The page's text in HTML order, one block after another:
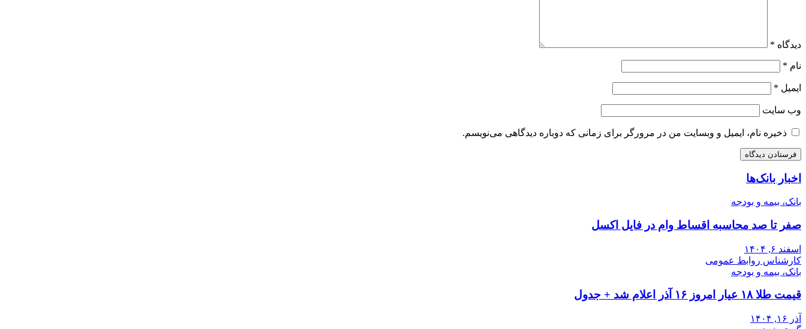
دیدگاه *
نام *
ایمیل *
وب‌ سایت
ذخیره نام، ایمیل و وبسایت من در مرورگر برای زمانی که دوباره دیدگاهی می‌نویسم.
اخبار بانک‌ها
بانک، بیمه و بودجه
صفر تا صد محاسبه اقساط وام در فایل اکسل
اسفند ۶, ۱۴۰۴
کارشناس روابط عمومی
بانک، بیمه و بودجه
قیمت طلا ۱۸ عیار امروز ۱۶ آذر اعلام شد + جدول
آذر ۱۶, ۱۴۰۴